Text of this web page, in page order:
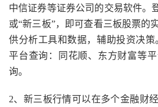
中信证券等证券公司的交易软件。
或“新三板”，即可查看三板股票的
供分析工具和数据，辅助投资决
平台查询：同花顺、东方财富等
询。
2、新三板行情可以在多个金融财